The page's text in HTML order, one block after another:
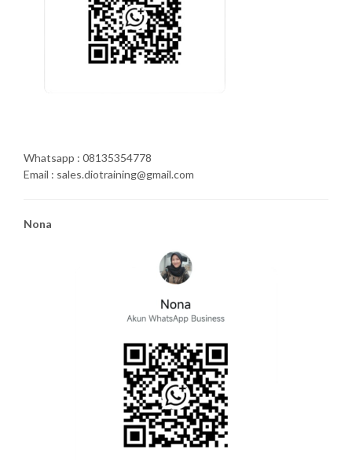
Whatsapp : 08135354778
Email : sales.diotraining@gmail.com
Nona